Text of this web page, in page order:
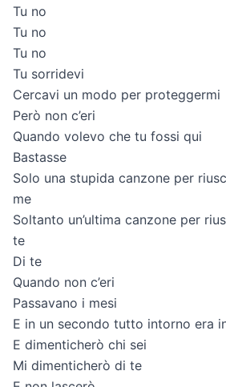
Tu no
Tu no
Tu no
Tu sorridevi
Cercavi un modo per proteggermi
Però non c’eri
Quando volevo che tu fossi qui
Bastasse
Solo una stupida canzone per
me
Soltanto un’ultima canzone per
te
Di te
Quando non c’eri
Passavano i mesi
E in un secondo tutto intorno era
E dimenticherò chi sei
Mi dimenticherò di te